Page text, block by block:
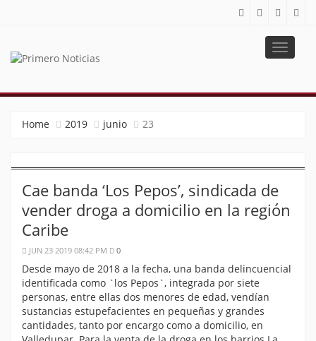
Toggle
Home 2019 junio 23
Cae banda ‘Los Pepos’, sindicada de
vender droga a domicilio en la región
Caribe
JUN 23 2019 08:42 PM 0
Desde mayo de 2018 a la fecha, una banda delincuencial
identificada como `los Pepos`, integrada por siete
personas, entre ellas dos menores de edad, vendían
sustancias estupefacientes en pequeñas y grandes
cantidades, tanto por encargo como a domicilio, en